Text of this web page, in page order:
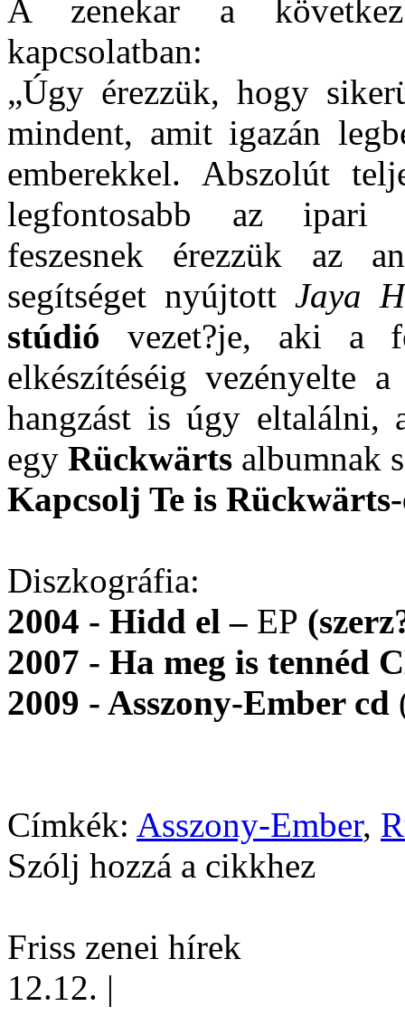
A zenekar a
kapcsolatban:
„Úgy érezzük, hogy
mindent, amit igazán
emberekkel. Abszolút
legfontosabb az ipari
feszesnek érezzük az
segítséget nyújtott Jaya
stúdió vezet?je, aki a
elkészítéséig vezényelte
hangzást is úgy eltalálni,
egy Rückwärts albumnak
Kapcsolj Te is
Diszkográfia:
2004 - Hidd el – EP
2007 - Ha meg is tennéd
2009 - Asszony-Ember cd
Címkék: Asszony-Ember,
Szólj hozzá a cikkhez
Friss zenei hírek
12.12. |